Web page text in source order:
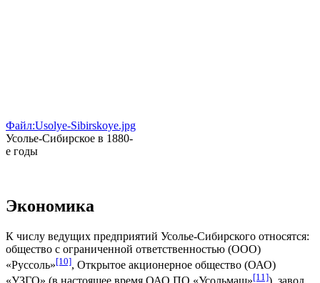
Файл:Usolye-Sibirskoye.jpg
Усолье-Сибирское в 1880-
е годы
Экономика
К числу ведущих предприятий Усолье-Сибирского относятся:
общество с ограниченной ответственностью (ООО)
«Руссоль»[10], Открытое акционерное общество (ОАО)
[11]